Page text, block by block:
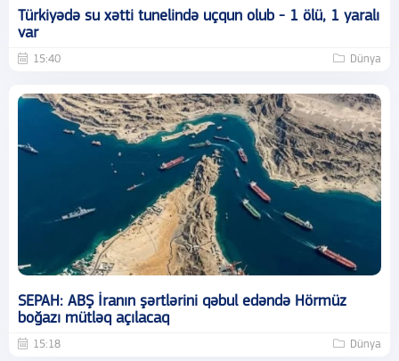
Türkiyədə su xətti tunelində uçqun olub - 1 ölü, 1 yaralı
var
15:40 Dünya
SEPAH: ABŞ İranın şərtlərini qəbul edəndə Hörmüz
boğazı mütləq açılacaq
15:18 Dünya